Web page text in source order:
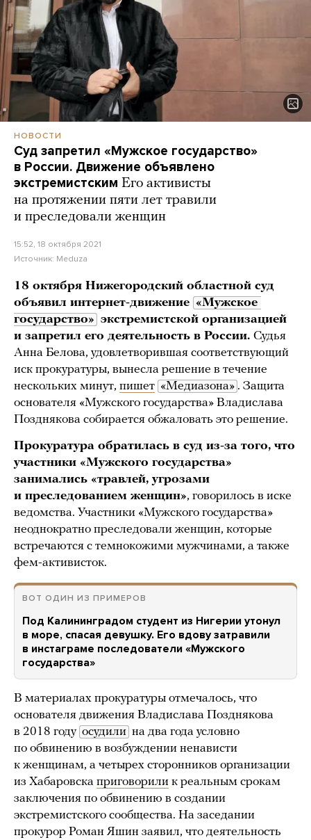
НОВОСТИ
Суд запретил «Мужское государство»
в России. Движение объявлено
экстремистским Его активисты
на протяжении пяти лет травили
и преследовали женщин
15:52, 18 октября 2021
Источник: Meduza
18 октября Нижегородский областной суд
объявил интернет-движение «Мужское
государство» экстремистской организацией
и запретил его деятельность в России. Судья
Анна Белова, удовлетворившая соответствующий
иск прокуратуры, вынесла решение в течение
нескольких минут, пишет «Медиазона» . Защита
основателя «Мужского государства» Владислава
Позднякова собирается обжаловать это решение.
Прокуратура обратилась в суд из-за того, что
участники «Мужского государства»
занимались «травлей, угрозами
и преследованием женщин», говорилось в иске
ведомства. Участники «Мужского государства»
неоднократно преследовали женщин, которые
встречаются с темнокожими мужчинами, а также
фем-активисток.
ВОТ ОДИН ИЗ ПРИМЕРОВ
Под Калининградом студент из Нигерии утонул
в море, спасая девушку. Его вдову затравили
в инстаграме последователи «Мужского
государства»
В материалах прокуратуры отмечалось, что
основателя движения Владислава Позднякова
в 2018 году осудили на два года условно
по обвинению в возбуждении ненависти
к женщинам, а четырех сторонников организации
из Хабаровска приговорили к реальным срокам
заключения по обвинению в создании
экстремистского сообщества. На заседании
прокурор Роман Яшин заявил, что деятельность